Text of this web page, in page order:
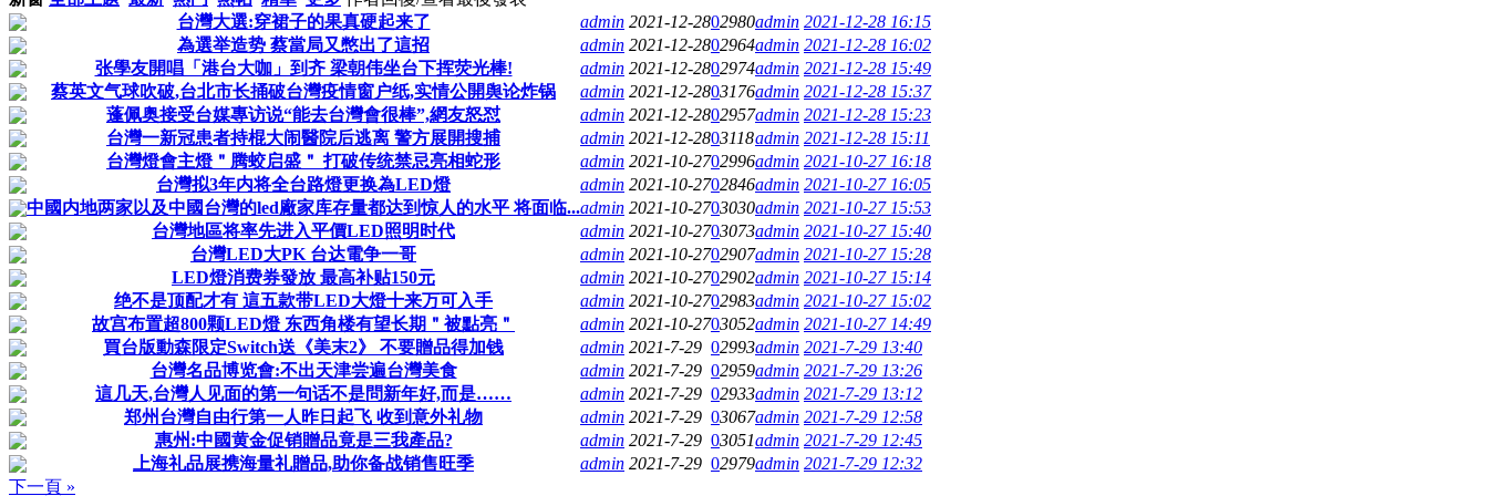
台灣大選:穿裙子的果真硬起来了
admin 2021-12-2802980admin 2021-12-28 16:15
為選举造势 蔡當局又憋出了這招
admin 2021-12-2802964admin 2021-12-28 16:02
张學友開唱「港台大咖」到齐 梁朝伟坐台下挥荧光棒!
admin 2021-12-2802974admin 2021-12-28 15:49
蔡英文气球吹破,台北市长捅破台灣疫情窗户纸,实情公開舆论炸锅
admin 2021-12-2803176admin 2021-12-28 15:37
蓬佩奥接受台媒專访说“能去台灣會很棒”,網友怒怼
admin 2021-12-2802957admin 2021-12-28 15:23
台灣一新冠患者持棍大闹醫院后逃离 警方展開搜捕
admin 2021-12-2803118admin 2021-12-28 15:11
台灣燈會主燈＂腾蛟启盛＂ 打破传统禁忌亮相蛇形
admin 2021-10-2702996admin 2021-10-27 16:18
台灣拟3年内将全台路燈更换為LED燈
admin 2021-10-2702846admin 2021-10-27 16:05
中國内地两家以及中國台灣的led廠家库存量都达到惊人的水平 将面临...admin 2021-10-2703030admin 2021-10-27 15:53
台灣地區将率先进入平價LED照明时代
admin 2021-10-2703073admin 2021-10-27 15:40
台灣LED大PK 台达電争一哥
admin 2021-10-2702907admin 2021-10-27 15:28
LED燈消费券發放 最高补贴150元
admin 2021-10-2702902admin 2021-10-27 15:14
绝不是顶配才有 這五款带LED大燈十来万可入手
admin 2021-10-2702983admin 2021-10-27 15:02
故宫布置超800颗LED燈 东西角楼有望长期＂被點亮＂
admin 2021-10-2703052admin 2021-10-27 14:49
買台版動森限定Switch送《美末2》 不要贈品得加钱
admin 2021-7-29 02993admin 2021-7-29 13:40
台灣名品博览會:不出天津尝遍台灣美食
admin 2021-7-29 02959admin 2021-7-29 13:26
這几天,台灣人见面的第一句话不是問新年好,而是……
admin 2021-7-29 02933admin 2021-7-29 13:12
郑州台灣自由行第一人昨日起飞 收到意外礼物
admin 2021-7-29 03067admin 2021-7-29 12:58
惠州:中國黄金促销贈品竟是三我產品?
admin 2021-7-29 03051admin 2021-7-29 12:45
上海礼品展携海量礼贈品,助你备战销售旺季
admin 2021-7-29 02979admin 2021-7-29 12:32
下一頁 »